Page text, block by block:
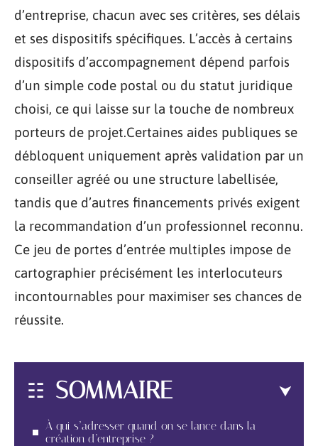
d’entreprise, chacun avec ses critères, ses délais
et ses dispositifs spécifiques. L’accès à certains
dispositifs d’accompagnement dépend parfois
d’un simple code postal ou du statut juridique
choisi, ce qui laisse sur la touche de nombreux
porteurs de projet.Certaines aides publiques se
débloquent uniquement après validation par un
conseiller agréé ou une structure labellisée,
tandis que d’autres financements privés exigent
la recommandation d’un professionnel reconnu.
Ce jeu de portes d’entrée multiples impose de
cartographier précisément les interlocuteurs
incontournables pour maximiser ses chances de
réussite.
SOMMAIRE
À qui s’adresser quand on se lance dans la
création d’entreprise ?